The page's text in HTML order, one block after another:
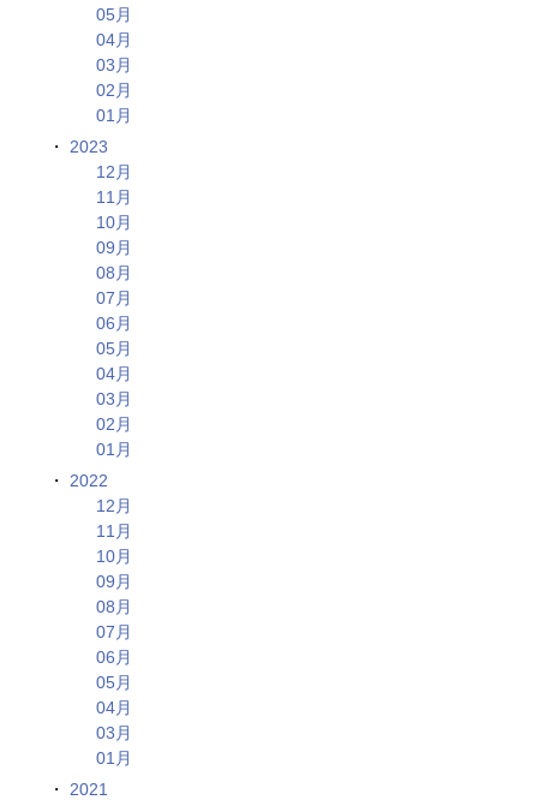
05月
04月
03月
02月
01月
2023
12月
11月
10月
09月
08月
07月
06月
05月
04月
03月
02月
01月
2022
12月
11月
10月
09月
08月
07月
06月
05月
04月
03月
01月
2021